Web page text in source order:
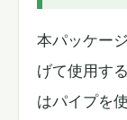
本パッケー
げて使用す
はパイプを